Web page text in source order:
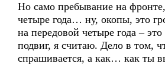
Но само пребывание на
четыре года… ну, окопы, это
на передовой четыре года –
подвиг, я считаю. Дело в том,
спрашивается, а как… как ты